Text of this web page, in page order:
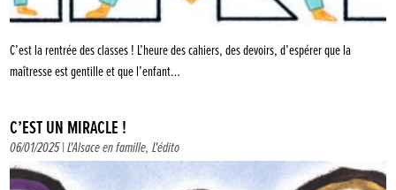
C’est la rentrée des classes ! L’heure des cahiers, des devoirs, d’espérer que la
maîtresse est gentille et que l’enfant…
C’EST UN MIRACLE !
06/01/2025 |L'Alsace en famille,L'édito